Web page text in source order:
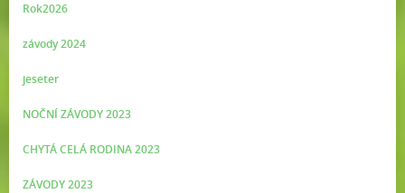
Rok2026
závody 2024
jeseter
NOČNÍ ZÁVODY 2023
CHYTÁ CELÁ RODINA 2023
ZÁVODY 2023